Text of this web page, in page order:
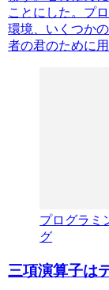
ことにした。プ
環境、いくつか
者の君のために
プログラミ
グ
三項演算子は